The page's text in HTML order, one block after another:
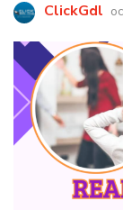
ClickGdl